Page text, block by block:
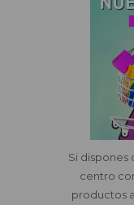
Si dispones
centro
productos